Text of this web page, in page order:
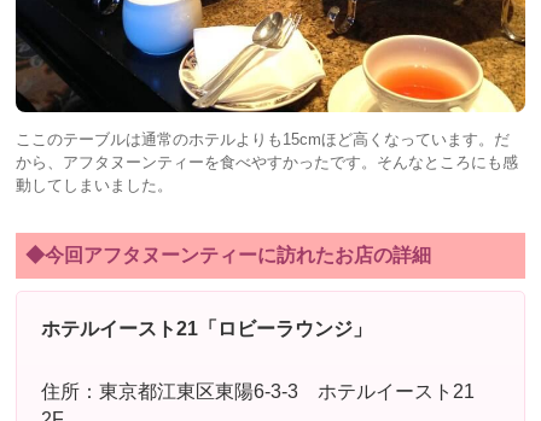
ここのテーブルは通常のホテルよりも15cmほど高くなっています。だ
から、アフタヌーンティーを食べやすかったです。そんなところにも感
動してしまいました。
◆今回アフタヌーンティーに訪れたお店の詳細
ホテルイースト21「ロビーラウンジ」
住所：東京都江東区東陽6-3-3 ホテルイースト21